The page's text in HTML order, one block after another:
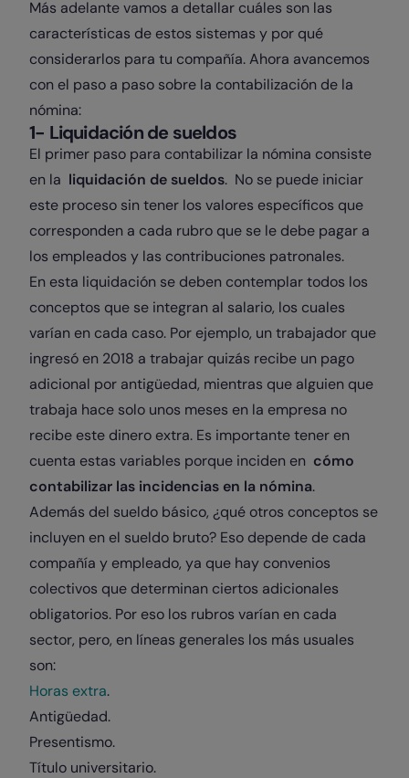
Más adelante vamos a detallar cuáles son las
características de estos sistemas y por qué
considerarlos para tu compañía. Ahora avancemos
con el paso a paso sobre la contabilización de la
nómina:
1- Liquidación de sueldos
El primer paso para contabilizar la nómina consiste
en la liquidación de sueldos. No se puede iniciar
este proceso sin tener los valores específicos que
corresponden a cada rubro que se le debe pagar a
los empleados y las contribuciones patronales.
En esta liquidación se deben contemplar todos los
conceptos que se integran al salario, los cuales
varían en cada caso. Por ejemplo, un trabajador que
ingresó en 2018 a trabajar quizás recibe un pago
adicional por antigüedad, mientras que alguien que
trabaja hace solo unos meses en la empresa no
recibe este dinero extra. Es importante tener en
cuenta estas variables porque inciden en cómo
contabilizar las incidencias en la nómina.
Además del sueldo básico, ¿qué otros conceptos se
incluyen en el sueldo bruto? Eso depende de cada
compañía y empleado, ya que hay convenios
colectivos que determinan ciertos adicionales
obligatorios. Por eso los rubros varían en cada
sector, pero, en líneas generales los más usuales
son:
Horas extra.
Antigüedad.
Presentismo.
Título universitario.